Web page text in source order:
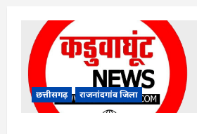
छत्तीसगढ़ राजनांदगांव जिला